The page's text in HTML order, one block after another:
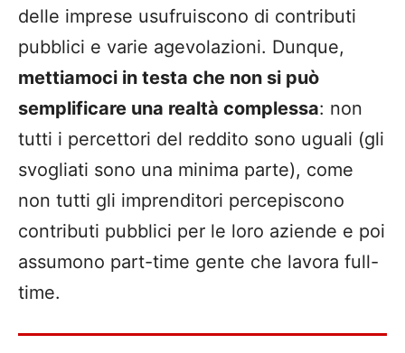
delle imprese usufruiscono di contributi
pubblici e varie agevolazioni. Dunque,
mettiamoci in testa che non si può
semplificare una realtà complessa: non
tutti i percettori del reddito sono uguali (gli
svogliati sono una minima parte), come
non tutti gli imprenditori percepiscono
contributi pubblici per le loro aziende e poi
assumono part-time gente che lavora full-
time.